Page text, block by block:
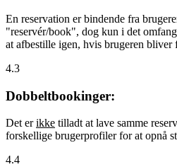
En reservation er bindende fra
"reservér/book", dog kun i det
at afbestille igen, hvis brugeren bliver
4.3
Dobbeltbookinger:
Det erikke tilladt at lave samme
forskellige brugerprofiler for at opnå
4.4